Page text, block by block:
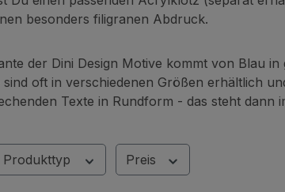
besonders filigranen Abdruck.
der Dini Design Motive kommt von Blau
oft in verschiedenen Größen erhältlich
Texte in Rundform - das steht dann
Produkttyp Preis